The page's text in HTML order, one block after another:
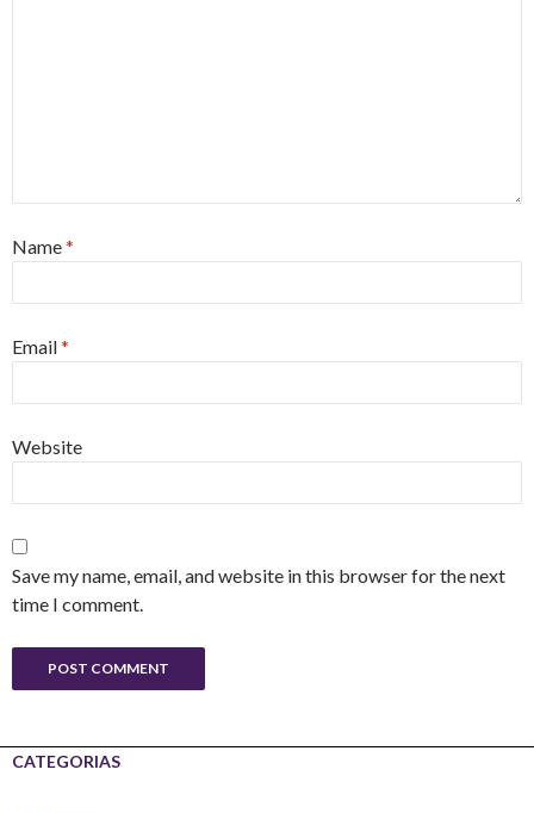
Name*
Email*
Website
Save my name, email, and website in this browser for the next
time I comment.
CATEGORIAS